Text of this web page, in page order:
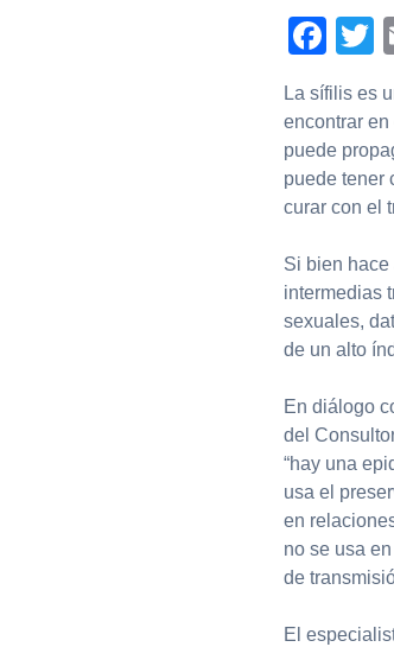
La sífilis es
encontrar
puede
puede tener
curar con el
Si bien
intermedias
sexuales,
de un alto
En diálogo
del
“hay una
usa el
en
no se usa
de
El